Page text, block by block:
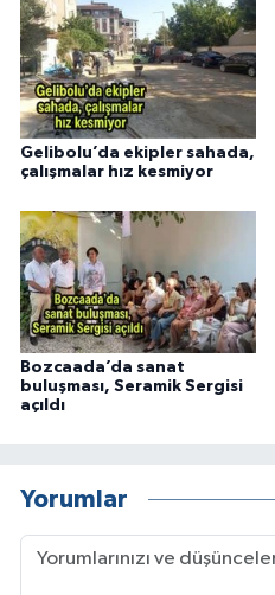
Gelibolu’da ekipler sahada,
çalışmalar hız kesmiyor
Bozcaada’da sanat
buluşması, Seramik Sergisi
açıldı
Yorumlar